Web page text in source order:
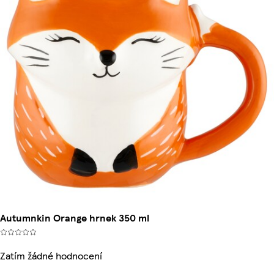
Autumnkin Orange hrnek 350 ml
Zatím žádné hodnocení